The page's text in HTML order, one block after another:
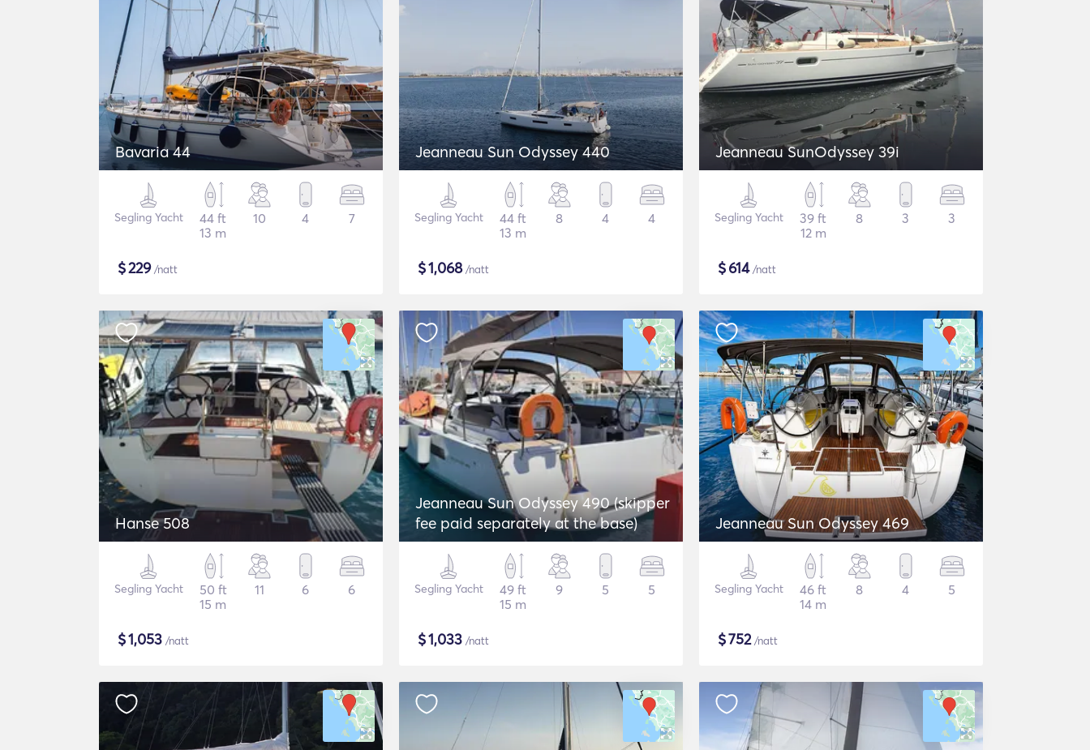
Bavaria 44
Segling Yacht
44 ft
13 m
10 4 7
$229/natt
Jeanneau Sun Odyssey 440
Segling Yacht
44 ft
13 m
8 4 4
$1,068/natt
Jeanneau SunOdyssey 39i
Segling Yacht
39 ft
12 m
8 3 3
$614/natt
Hanse 508
Segling Yacht
50 ft
15 m
11 6 6
$1,053 /natt
Jeanneau Sun Odyssey 490 (skipper
fee paid separately at the base)
Segling Yacht
49 ft
15 m
9 5 5
$1,033 /natt
Jeanneau Sun Odyssey 469
Segling Yacht
46 ft
14 m
8 4 5
$752/natt